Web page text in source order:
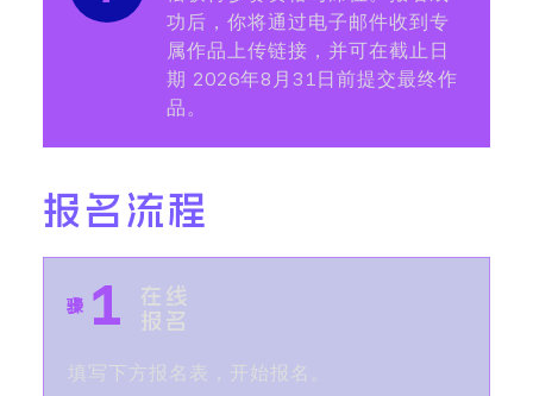
功后，你将通过电子邮件收到专
属作品上传链接，并可在截止日
期 2026年8月31日前提交最终作
品。
报名流程
1
在线
报名
填写下方报名表，开始报名。